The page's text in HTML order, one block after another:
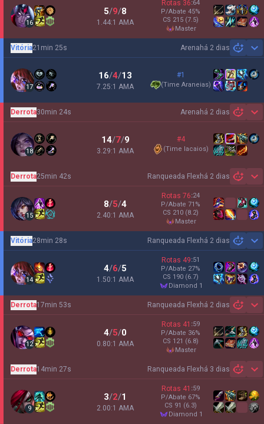
16
5/9/8
1.44:1 AMA
Rotas 36:64
P/Abate 45%
CS 215 (7.5)
master
Arena há 2 dias
Vitória21min 25s
17
16/4/13
7.25:1 AMA
#1
(Time Araneias)
Arena há 2 dias
Derrota30min 24s
18
14/7/9
3.29:1 AMA
#4
(Time lacaios)
Ranqueada Flexhá 2 dias
Derrota25min 42s
15
8/5/4
2.40:1 AMA
Rotas 76:24
P/Abate 71 %
CS 210 (8.2)
master
Ranqueada Flexhá 2 dias
Vitória28min 28s
14
4/6/5
1.50:1 AMA
Rotas 49:51
P/Abate 27%
CS 190 (6.7)
diamond 1
Ranqueada Flexhá 2 dias
Derrota17min 53s
12
4/5/0
0.80:1 AMA
Rotas 41 :59
P/Abate 36%
CS 121 (6.8)
master
Ranqueada Flexhá 3 dias
Derrota14min 27s
9
3/2/1
2.00:1 AMA
Rotas 41 :59
P/Abate 67%
CS 91 (6.3)
diamond 1